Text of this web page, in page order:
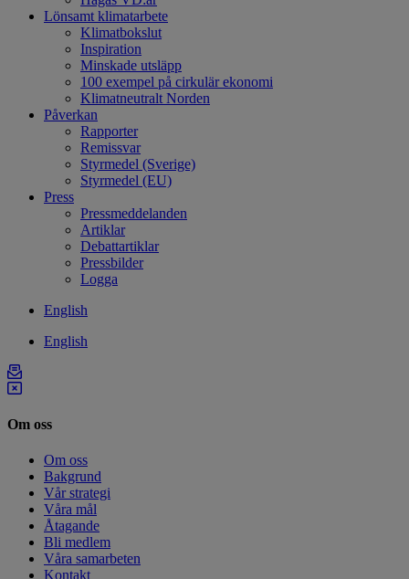
Lönsamt klimatarbete
Klimatbokslut
Inspiration
Minskade utsläpp
100 exempel på cirkulär ekonomi
Klimatneutralt Norden
Påverkan
Rapporter
Remissvar
Styrmedel (Sverige)
Styrmedel (EU)
Press
Pressmeddelanden
Artiklar
Debattartiklar
Pressbilder
Logga
English
English
Om oss
Om oss
Bakgrund
Vår strategi
Våra mål
Åtagande
Bli medlem
Våra samarbeten
Kontakt